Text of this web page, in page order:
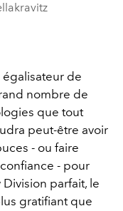
de
nombre de
que tout
peut-être avoir
- ou faire
- pour
parfait, le
gratifiant que